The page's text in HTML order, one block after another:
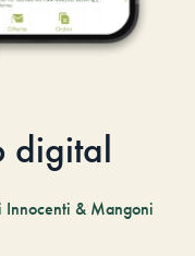
digital
Innocenti & Mangoni